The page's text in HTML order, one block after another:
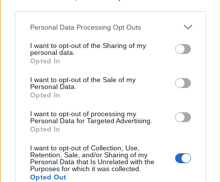
Please note that this website/app uses one or more Google
not limited to your visit or usage behaviour. You may click to
grant or deny consent to Google and its third-party tags to
use your data for below specified purposes in below Google
consent section.
Personal Data Processing Opt Outs
I want to opt-out of the Sharing of my
personal data.
Opted In
I want to opt-out of the Sale of my
Personal Data.
Opted In
I want to opt-out of processing my
Personal Data for Targeted Advertising.
Opted In
I want to opt-out of Collection, Use,
Retention, Sale, and/or Sharing of my
Personal Data that Is Unrelated with the
Purposes for which it was collected.
Opted Out
Ezt az állítást most látjuk a gyakorlatban: hogyan
lehet egyik napról a másikra felhagyni 8%-kal? Így.
(Nyilván nem a teljes 8% tűnik el világszerte, csak
bizonyos helyszíneken palózik az iparág teljesen.)
A turistáknak nem fáj, majd utaznak később, de
akkor kinek rossz ez? Azoknak, akik a turistákból
közelire a bevételük, ahogy nulla közelire csökkent a
korábban a mostanra fertőzött területekre érkező
nullára csökkent a városok ebből származó adó- és
befektetési haszna.